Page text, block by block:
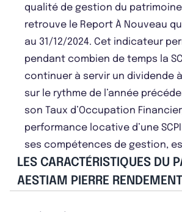
qualité de gestion du patrimoine
retrouve le Report À Nouveau
au 31/12/2024. Cet indicateur
pendant combien de temps la
continuer à servir un dividende
sur le rythme de l’année
son Taux d’Occupation
performance locative d’une
ses compétences de gestion, est
LES CARACTÉRISTIQUES DU
AESTIAM PIERRE RENDEMENT